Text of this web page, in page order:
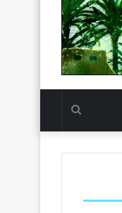
بحث
عن